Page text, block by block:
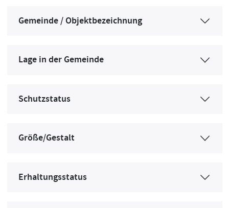
Gemeinde / Objektbezeichnung
Lage in der Gemeinde
Schutzstatus
Größe/Gestalt
Erhaltungsstatus